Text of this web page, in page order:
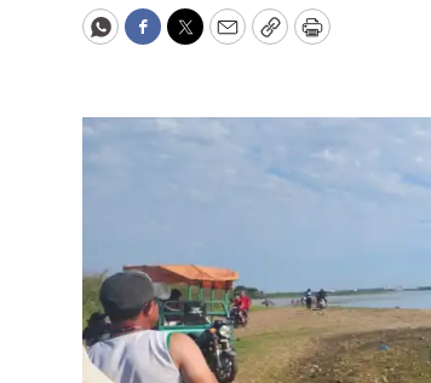
WhatsApp
Facebook
Twitter
EmailCopyPrint